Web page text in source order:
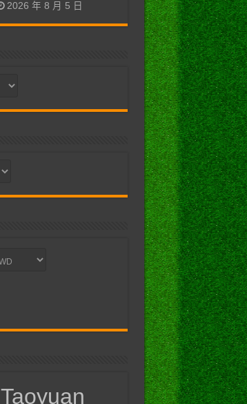
2026 年 8 月 5 日
Taoyuan